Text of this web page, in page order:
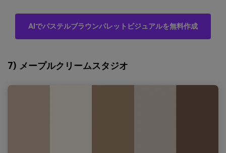
AIでパステルブラウンパレットビジュアルを無料作成
7) メープルクリームスタジオ